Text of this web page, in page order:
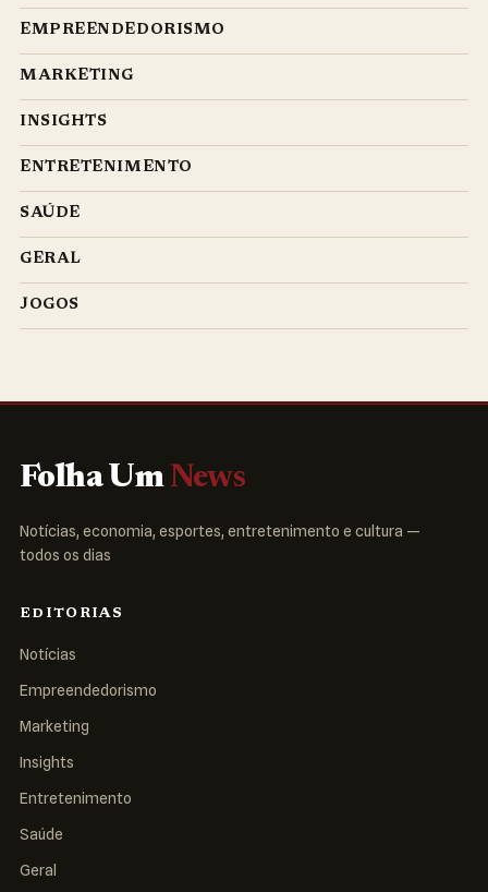
EMPREENDEDORISMO
MARKETING
INSIGHTS
ENTRETENIMENTO
SAÚDE
GERAL
JOGOS
Folha Um News
Notícias, economia, esportes, entretenimento e cultura —
todos os dias
EDITORIAS
Notícias
Empreendedorismo
Marketing
Insights
Entretenimento
Saúde
Geral